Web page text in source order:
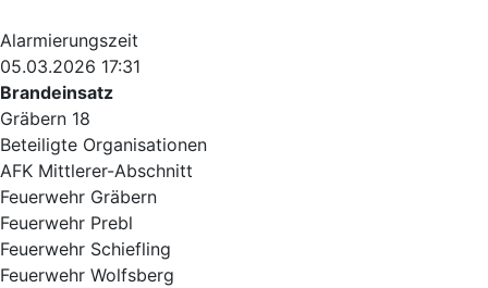
Alarmierungszeit
05.03.2026 17:31
Brandeinsatz
Gräbern 18
Beteiligte Organisationen
AFK Mittlerer-Abschnitt
Feuerwehr Gräbern
Feuerwehr Prebl
Feuerwehr Schiefling
Feuerwehr Wolfsberg